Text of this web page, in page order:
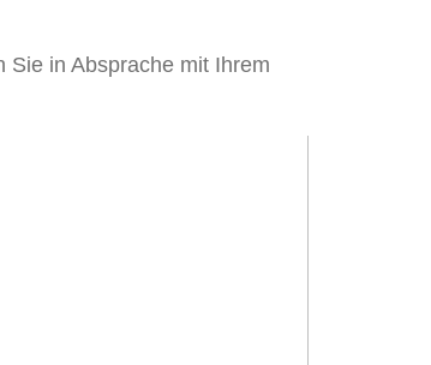
Sie in Absprache mit Ihrem